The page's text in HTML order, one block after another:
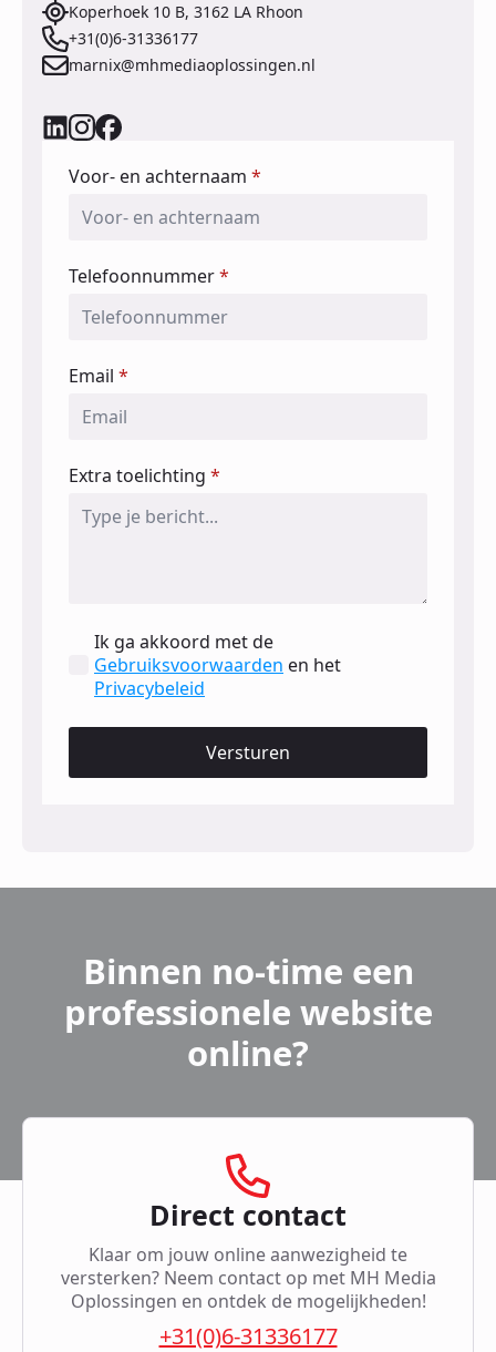
Koperhoek 10 B, 3162 LA Rhoon
+31(0)6-31336177
marnix@mhmediaoplossingen.nl
Voor- en achternaam *
Telefoonnummer*
Email *
Extra toelichting *
Ik ga akkoord met de
Gebruiksvoorwaarden en het
Privacybeleid
Versturen
Binnen no-time een
professionele website
online?
Direct contact
Klaar om jouw online aanwezigheid te
versterken? Neem contact op met MH Media
Oplossingen en ontdek de mogelijkheden!
+31(0)6-31336177